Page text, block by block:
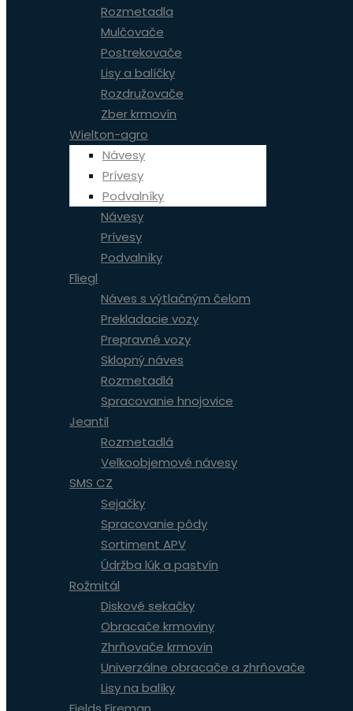
Rozmetadla
Mulčovače
Postrekovače
Lisy a balíčky
Rozdružovače
Zber krmovín
Wielton-agro
Návesy
Prívesy
Podvalníky
Návesy
Prívesy
Podvalníky
Fliegl
Náves s výtlačným čelom
Prekladacie vozy
Prepravné vozy
Sklopný náves
Rozmetadlá
Spracovanie hnojovice
Jeantil
Rozmetadlá
Velkoobjemové návesy
SMS CZ
Sejačky
Spracovanie pôdy
Sortiment APV
Údržba lúk a pastvín
Rožmitál
Diskové sekačky
Obracače krmoviny
Zhrňovače krmovín
Univerzálne obracače a zhrňovače
Lisy na balíky